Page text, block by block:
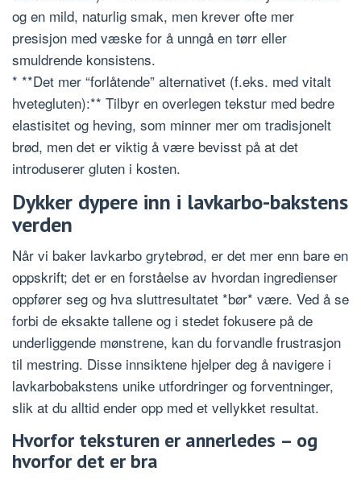
og en mild, naturlig smak, men krever ofte mer
presisjon med væske for å unngå en tørr eller
smuldrende konsistens.
* **Det mer “forlåtende” alternativet (f.eks. med vitalt
hvetegluten):** Tilbyr en overlegen tekstur med bedre
elastisitet og heving, som minner mer om tradisjonelt
brød, men det er viktig å være bevisst på at det
introduserer gluten i kosten.
Dykker dypere inn i lavkarbo-bakstens
verden
Når vi baker lavkarbo grytebrød, er det mer enn bare en
oppskrift; det er en forståelse av hvordan ingredienser
oppfører seg og hva sluttresultatet *bør* være. Ved å se
forbi de eksakte tallene og i stedet fokusere på de
underliggende mønstrene, kan du forvandle frustrasjon
til mestring. Disse innsiktene hjelper deg å navigere i
lavkarbobakstens unike utfordringer og forventninger,
slik at du alltid ender opp med et vellykket resultat.
Hvorfor teksturen er annerledes – og
hvorfor det er bra